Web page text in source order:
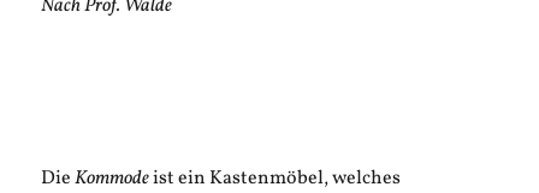
Nach Prof. Walde
DieKommodeist ein Kastenmöbel, welches